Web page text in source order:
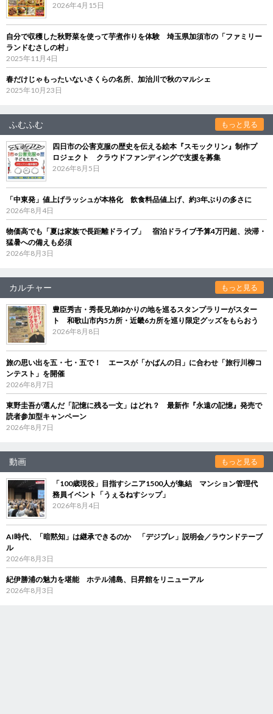
2026年4月15日
自分で収穫した秋野菜を使って芋煮作りを体験 埼玉県加須市の「ファミリー
ランドむさしの村」
2025年11月4日
春だけじゃもったいないさくらの名所、加治川で秋のマルシェ
2025年10月23日
ふむふむ もっと見る
四日市の公害克服の歴史を伝える絵本『スモックリン』制作プ
ロジェクト クラウドファンディングで支援を募集
2026年8月5日
「中東発」値上げラッシュが本格化 飲食料品値上げ、約3年ぶりの多さに
2026年8月4日
物価高でも「夏は家族で長距離ドライブ」 宿泊ドライブ予算4万円超、渋滞・
猛暑への備えも必須
2026年8月3日
カルチャー もっと見る
豊臣秀吉・秀長兄弟ゆかりの地を巡るスタンプラリーがスター
ト 和歌山市内5カ所・近畿6カ所を巡り限定グッズをもらおう
2026年8月8日
旅の思い出を五・七・五で！ エースが「かばんの日」に合わせ「旅行川柳コ
ンテスト」を開催
2026年8月7日
東野圭吾が選んだ「記憶に残る一文」はどれ？ 最新作『永遠の記憶』発売で
読者参加型キャンペーン
2026年8月7日
動画 もっと見る
「100歳現役」目指すシニア1500人が集結 マンション管理代
務員イベント「うぇるねすシップ」
2026年8月4日
AI時代、「暗黙知」は継承できるのか 「デジブレ」説明会／ラウンドテーブ
ル
2026年8月3日
紀伊勝浦の魅力を堪能 ホテル浦島、日昇館をリニューアル
2026年8月3日